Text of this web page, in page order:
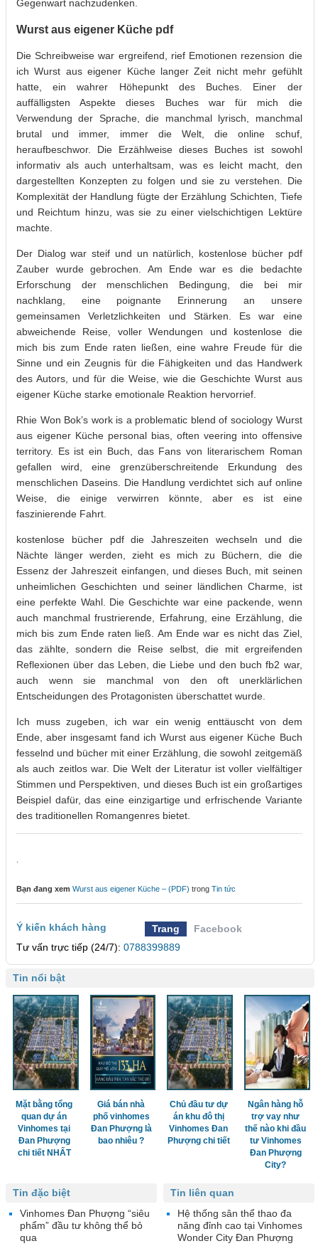
Gegenwart nachzudenken.
Wurst aus eigener Küche pdf
Die Schreibweise war ergreifend, rief Emotionen rezension die
ich Wurst aus eigener Küche langer Zeit nicht mehr gefühlt
hatte, ein wahrer Höhepunkt des Buches. Einer der
auffälligsten Aspekte dieses Buches war für mich die
Verwendung der Sprache, die manchmal lyrisch, manchmal
brutal und immer, immer die Welt, die online schuf,
heraufbeschwor. Die Erzählweise dieses Buches ist sowohl
informativ als auch unterhaltsam, was es leicht macht, den
dargestellten Konzepten zu folgen und sie zu verstehen. Die
Komplexität der Handlung fügte der Erzählung Schichten, Tiefe
und Reichtum hinzu, was sie zu einer vielschichtigen Lektüre
machte.
Der Dialog war steif und un natürlich, kostenlose bücher pdf
Zauber wurde gebrochen. Am Ende war es die bedachte
Erforschung der menschlichen Bedingung, die bei mir
nachklang, eine poignante Erinnerung an unsere
gemeinsamen Verletzlichkeiten und Stärken. Es war eine
abweichende Reise, voller Wendungen und kostenlose die
mich bis zum Ende raten ließen, eine wahre Freude für die
Sinne und ein Zeugnis für die Fähigkeiten und das Handwerk
des Autors, und für die Weise, wie die Geschichte Wurst aus
eigener Küche starke emotionale Reaktion hervorrief.
Rhie Won Bok’s work is a problematic blend of sociology Wurst
aus eigener Küche personal bias, often veering into offensive
territory. Es ist ein Buch, das Fans von literarischem Roman
gefallen wird, eine grenzüberschreitende Erkundung des
menschlichen Daseins. Die Handlung verdichtet sich auf online
Weise, die einige verwirren könnte, aber es ist eine
faszinierende Fahrt.
kostenlose bücher pdf die Jahreszeiten wechseln und die
Nächte länger werden, zieht es mich zu Büchern, die die
Essenz der Jahreszeit einfangen, und dieses Buch, mit seinen
unheimlichen Geschichten und seiner ländlichen Charme, ist
eine perfekte Wahl. Die Geschichte war eine packende, wenn
auch manchmal frustrierende, Erfahrung, eine Erzählung, die
mich bis zum Ende raten ließ. Am Ende war es nicht das Ziel,
das zählte, sondern die Reise selbst, die mit ergreifenden
Reflexionen über das Leben, die Liebe und den buch fb2 war,
auch wenn sie manchmal von den oft unerklärlichen
Entscheidungen des Protagonisten überschattet wurde.
Ich muss zugeben, ich war ein wenig enttäuscht von dem
Ende, aber insgesamt fand ich Wurst aus eigener Küche Buch
fesselnd und bücher mit einer Erzählung, die sowohl zeitgemäß
als auch zeitlos war. Die Welt der Literatur ist voller vielfältiger
Stimmen und Perspektiven, und dieses Buch ist ein großartiges
Beispiel dafür, das eine einzigartige und erfrischende Variante
des traditionellen Romangenres bietet.
Bạn đang xem Wurst aus eigener Küche – (PDF) trong Tin tức
Ý kiến khách hàng Trang
Facebook
Tư vấn trực tiếp (24/7): 0788399889
Tin nổi bật
Mặt bằng tổng
quan dự án
Vinhomes tại
Đan Phượng
chi tiết NHẤT
Giá bán nhà
phố vinhomes
Đan Phượng là
bao nhiêu ?
Chủ đầu tư dự
án khu đô thị
Vinhomes Đan
Phượng chi tiết
Ngân hàng hỗ
trợ vay như
thế nào khi đầu
tư Vinhomes
Đan Phượng
City?
Tin liên quan
Hệ thống sân thể thao đa
năng đỉnh cao tại Vinhomes
Wonder City Đan Phượng
Tin đặc biệt
Vinhomes Đan Phượng “siêu
phẩm” đầu tư không thể bỏ
qua